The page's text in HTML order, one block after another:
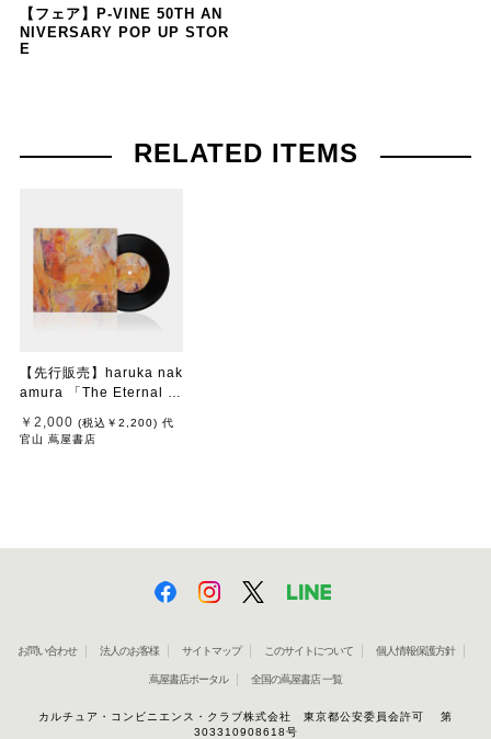
【フェア】P-VINE 50TH AN
NIVERSARY POP UP STOR
E
RELATED ITEMS
【先行販売】haruka nak
amura 「The Eternal Vi
￥2,000 (税込 ￥2,200) 代
官山 蔦屋書店
お問い合わせ 法人のお客様 サイトマップ このサイトについて 個人情報保護方針
蔦屋書店ポータル 全国の蔦屋書店 一覧
カルチュア・コンビニエンス・クラブ株式会社 東京都公安委員会許可 第
303310908618号